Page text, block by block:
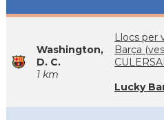
Washington,
D. C.
1 km
Llocs per
Barça
Lucky